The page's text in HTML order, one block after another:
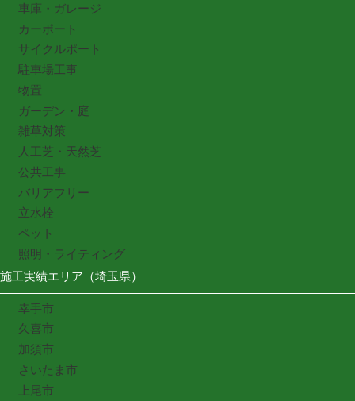
車庫・ガレージ
カーポート
サイクルポート
駐車場工事
物置
ガーデン・庭
雑草対策
人工芝・天然芝
公共工事
バリアフリー
立水栓
ペット
照明・ライティング
施工実績エリア（埼玉県）
幸手市
久喜市
加須市
さいたま市
上尾市